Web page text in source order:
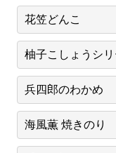
花笠どんこ
柚子こしょうシ
兵四郎のわかめ
海風薫 焼きのり